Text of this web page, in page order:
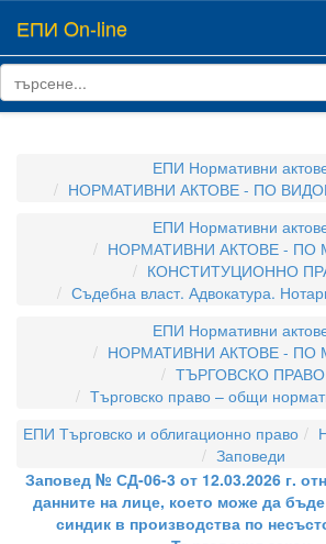
ЕПИ On-line
ЕПИ Нормативни
НОРМАТИВНИ АКТОВЕ - ПО
ЕПИ Нормативни
НОРМАТИВНИ АКТОВЕ - ПО
КОНСТИТУЦИОННО
Съдебна власт. Адвокатура.
ЕПИ Нормативни
НОРМАТИВНИ АКТОВЕ - ПО
ТЪРГОВСКО ПРАВО
Търговско право – общи
ЕПИ Търговско и облигационно право
Заповеди
Заповед № СД-06-3 от 12.03.2026 г.
данните на лице, което може да
синдик в производства по